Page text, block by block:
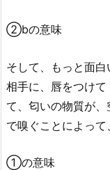
②bの意味
そして、もっと面
相手に、唇をつけ
て、匂いの物質が
で嗅ぐことによって
①の意味